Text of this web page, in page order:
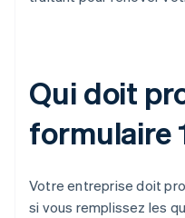
Qui doit
formulaire
Votre entreprise doit
si vous remplissez les